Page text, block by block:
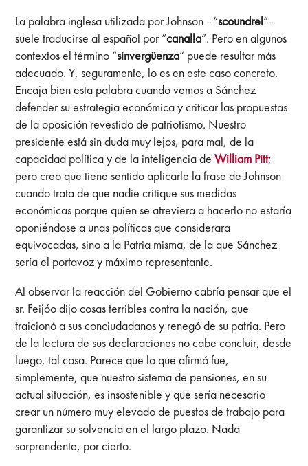
La palabra inglesa utilizada por Johnson –“scoundrel”–
suele traducirse al español por “canalla”. Pero en algunos
contextos el término “sinvergüenza” puede resultar más
adecuado. Y, seguramente, lo es en este caso concreto.
Encaja bien esta palabra cuando vemos a Sánchez
defender su estrategia económica y criticar las propuestas
de la oposición revestido de patriotismo. Nuestro
presidente está sin duda muy lejos, para mal, de la
capacidad política y de la inteligencia deWilliam Pitt;
pero creo que tiene sentido aplicarle la frase de Johnson
cuando trata de que nadie critique sus medidas
económicas porque quien se atreviera a hacerlo no estaría
oponiéndose a unas políticas que considerara
equivocadas, sino a la Patria misma, de la que Sánchez
sería el portavoz y máximo representante.
Al observar la reacción del Gobierno cabría pensar que el
sr. Feijóo dijo cosas terribles contra la nación, que
traicionó a sus conciudadanos y renegó de su patria. Pero
de la lectura de sus declaraciones no cabe concluir, desde
luego, tal cosa. Parece que lo que afirmó fue,
simplemente, que nuestro sistema de pensiones, en su
actual situación, es insostenible y que sería necesario
crear un número muy elevado de puestos de trabajo para
garantizar su solvencia en el largo plazo. Nada
sorprendente, por cierto.